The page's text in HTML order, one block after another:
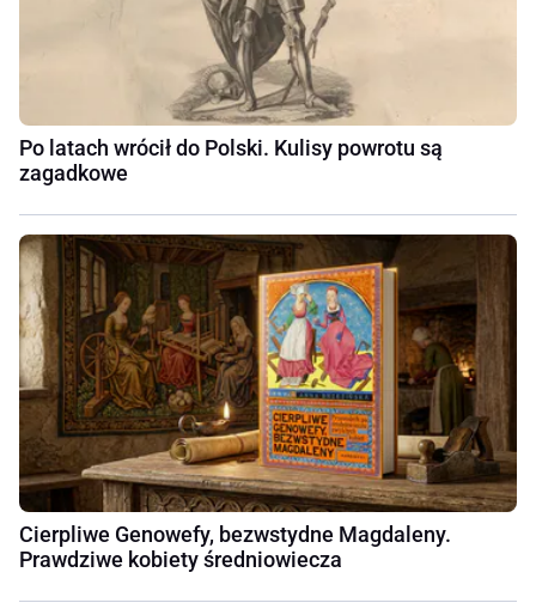
Po latach wrócił do Polski. Kulisy powrotu są
zagadkowe
Cierpliwe Genowefy, bezwstydne Magdaleny.
Prawdziwe kobiety średniowiecza